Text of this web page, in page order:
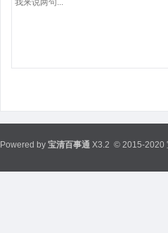
Powered by 宝清百事通 X3.2 © 2015-2020